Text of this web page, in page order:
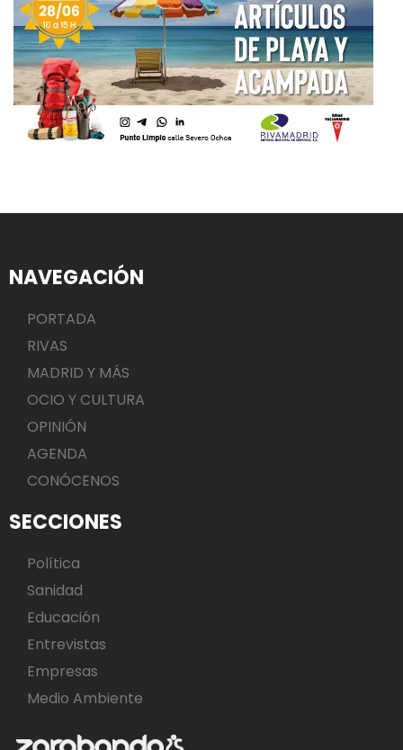
NAVEGACIÓN
PORTADA
RIVAS
MADRID Y MÁS
OCIO Y CULTURA
OPINIÓN
AGENDA
CONÓCENOS
SECCIONES
Política
Sanidad
Educación
Entrevistas
Empresas
Medio Ambiente